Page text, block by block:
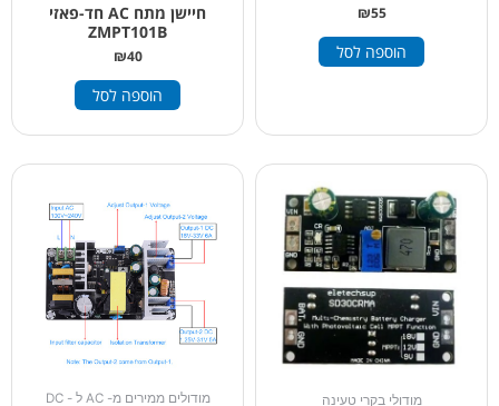
₪55
הוספה לסל
חיישן מתח AC חד-פאזי
ZMPT101B
₪40
הוספה לסל
מודולי בקרי טעינה מודולים ממירים מ- AC ל - DC